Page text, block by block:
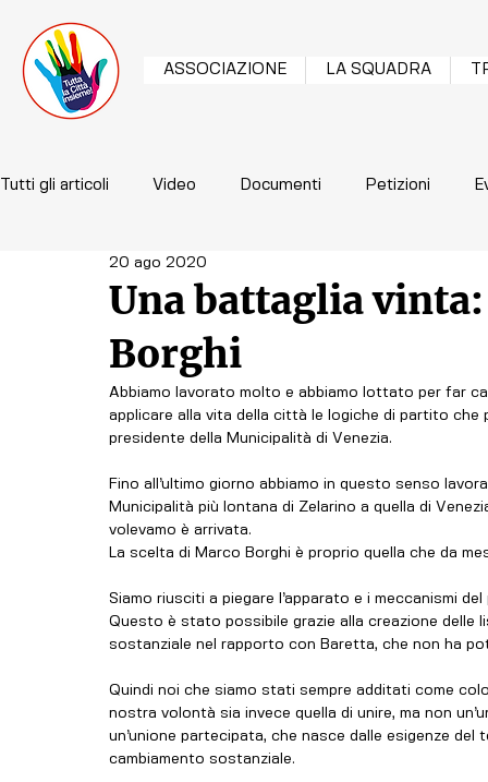
ASSOCIAZIONE LA SQUADRA
Tutti gli articoli Video Documenti Petizioni
Una battaglia
Borghi
20 ago 2020
Abbiamo lavorato molto e abbiamo lottato per far
applicare alla vita della città le logiche di partito
presidente della Municipalità di Venezia.
Fino all’ultimo giorno abbiamo in questo senso
Municipalità più lontana di Zelarino a quella di
volevamo è arrivata.
La scelta di Marco Borghi è proprio quella che da
Siamo riusciti a piegare l’apparato e i meccanismi
Questo è stato possibile grazie alla creazione delle
sostanziale nel rapporto con Baretta, che non ha
Quindi noi che siamo stati sempre additati come
nostra volontà sia invece quella di unire, ma non
un’unione partecipata, che nasce dalle esigenze
cambiamento sostanziale.